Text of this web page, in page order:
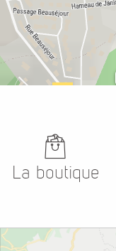
La boutique